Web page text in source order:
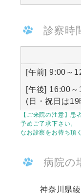
診察時
[午前] 9:00～
[午後] 16:00
(日・祝日は
【ご来院の注意】
予めご了承下さい。
なお診察をお待ち頂
病院の
神奈川県